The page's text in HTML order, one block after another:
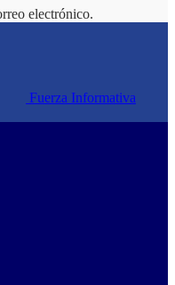
electrónico.
Fuerza Informativa